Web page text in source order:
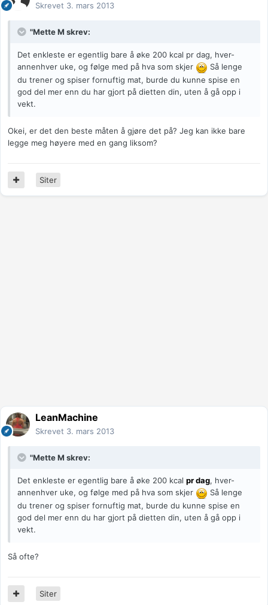
Skrevet 3. mars 2013
"Mette M skrev:
Det enkleste er egentlig bare å øke 200 kcal pr dag, hver-
annenhver uke, og følge med på hva som skjer
Så lenge
du trener og spiser fornuftig mat, burde du kunne spise en
god del mer enn du har gjort på dietten din, uten å gå opp i
vekt.
Okei, er det den beste måten å gjøre det på? Jeg kan ikke bare
legge meg høyere med en gang liksom?
Siter
LeanMachine
Skrevet 3. mars 2013
"Mette M skrev:
Det enkleste er egentlig bare å øke 200 kcal pr dag, hver-
annenhver uke, og følge med på hva som skjer
Så lenge
du trener og spiser fornuftig mat, burde du kunne spise en
god del mer enn du har gjort på dietten din, uten å gå opp i
vekt.
Så ofte?
Siter